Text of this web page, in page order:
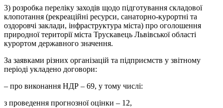
3) розробка переліку заходів щодо підготування складової
клопотання (рекреаційні ресурси, санаторно-курортні та
оздоровчі заклади, інфраструктура міста) про оголошення
природної території міста Трускавець Львівської області
курортом державного значення.
За заявками різних організацій та підприємств у звітному
періоді укладено договори:
– про виконання НДР – 69, у тому числі:
з проведення прогнозної оцінки – 12,